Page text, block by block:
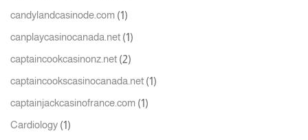
candylandcasinode.com (1)
canplaycasinocanada.net (1)
captaincookcasinonz.net (2)
captaincookscasinocanada.net (1)
captainjackcasinofrance.com (1)
Cardiology (1)